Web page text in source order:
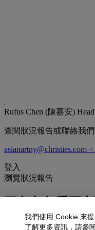
Rufus Chen (陳嘉安)
查閱狀況報告或聯絡我
asianartny@christies.com
登入
瀏覽狀況報告
查看全部
我們使用 Cookie 來
了解更多資訊，請參